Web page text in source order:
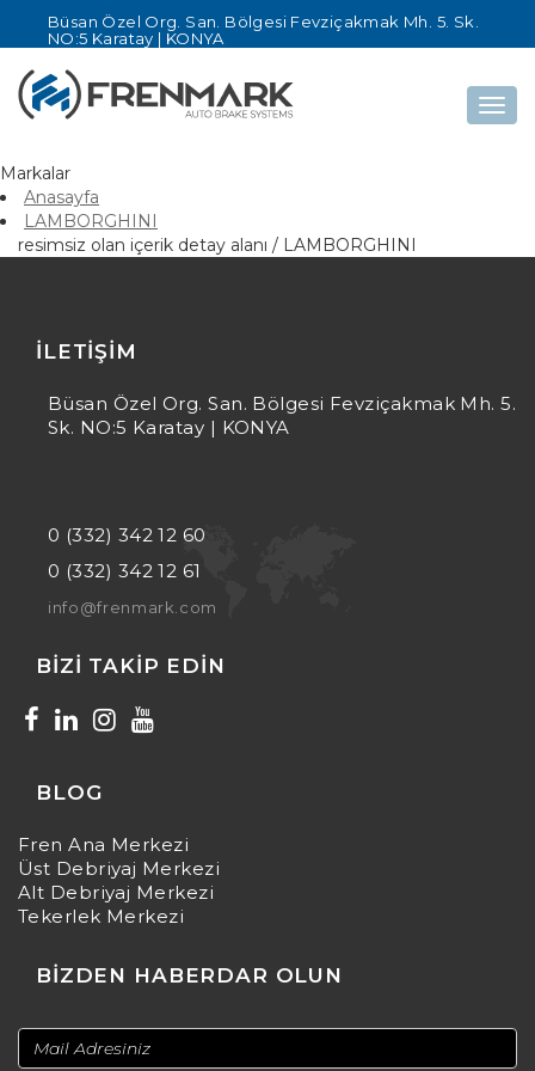
Büsan Özel Org. San. Bölgesi Fevziçakmak Mh. 5. Sk.
NO:5 Karatay | KONYA
Markalar
Anasayfa
LAMBORGHINI
resimsiz olan içerik detay alanı / LAMBORGHINI
İLETIŞIM
Büsan Özel Org. San. Bölgesi Fevziçakmak Mh. 5.
Sk. NO:5 Karatay | KONYA
0 (332) 342 12 60
0 (332) 342 12 61
info@frenmark.com
BIZI TAKIP EDIN
BLOG
Fren Ana Merkezi
Üst Debriyaj Merkezi
Alt Debriyaj Merkezi
Tekerlek Merkezi
BİZDEN HABERDAR OLUN